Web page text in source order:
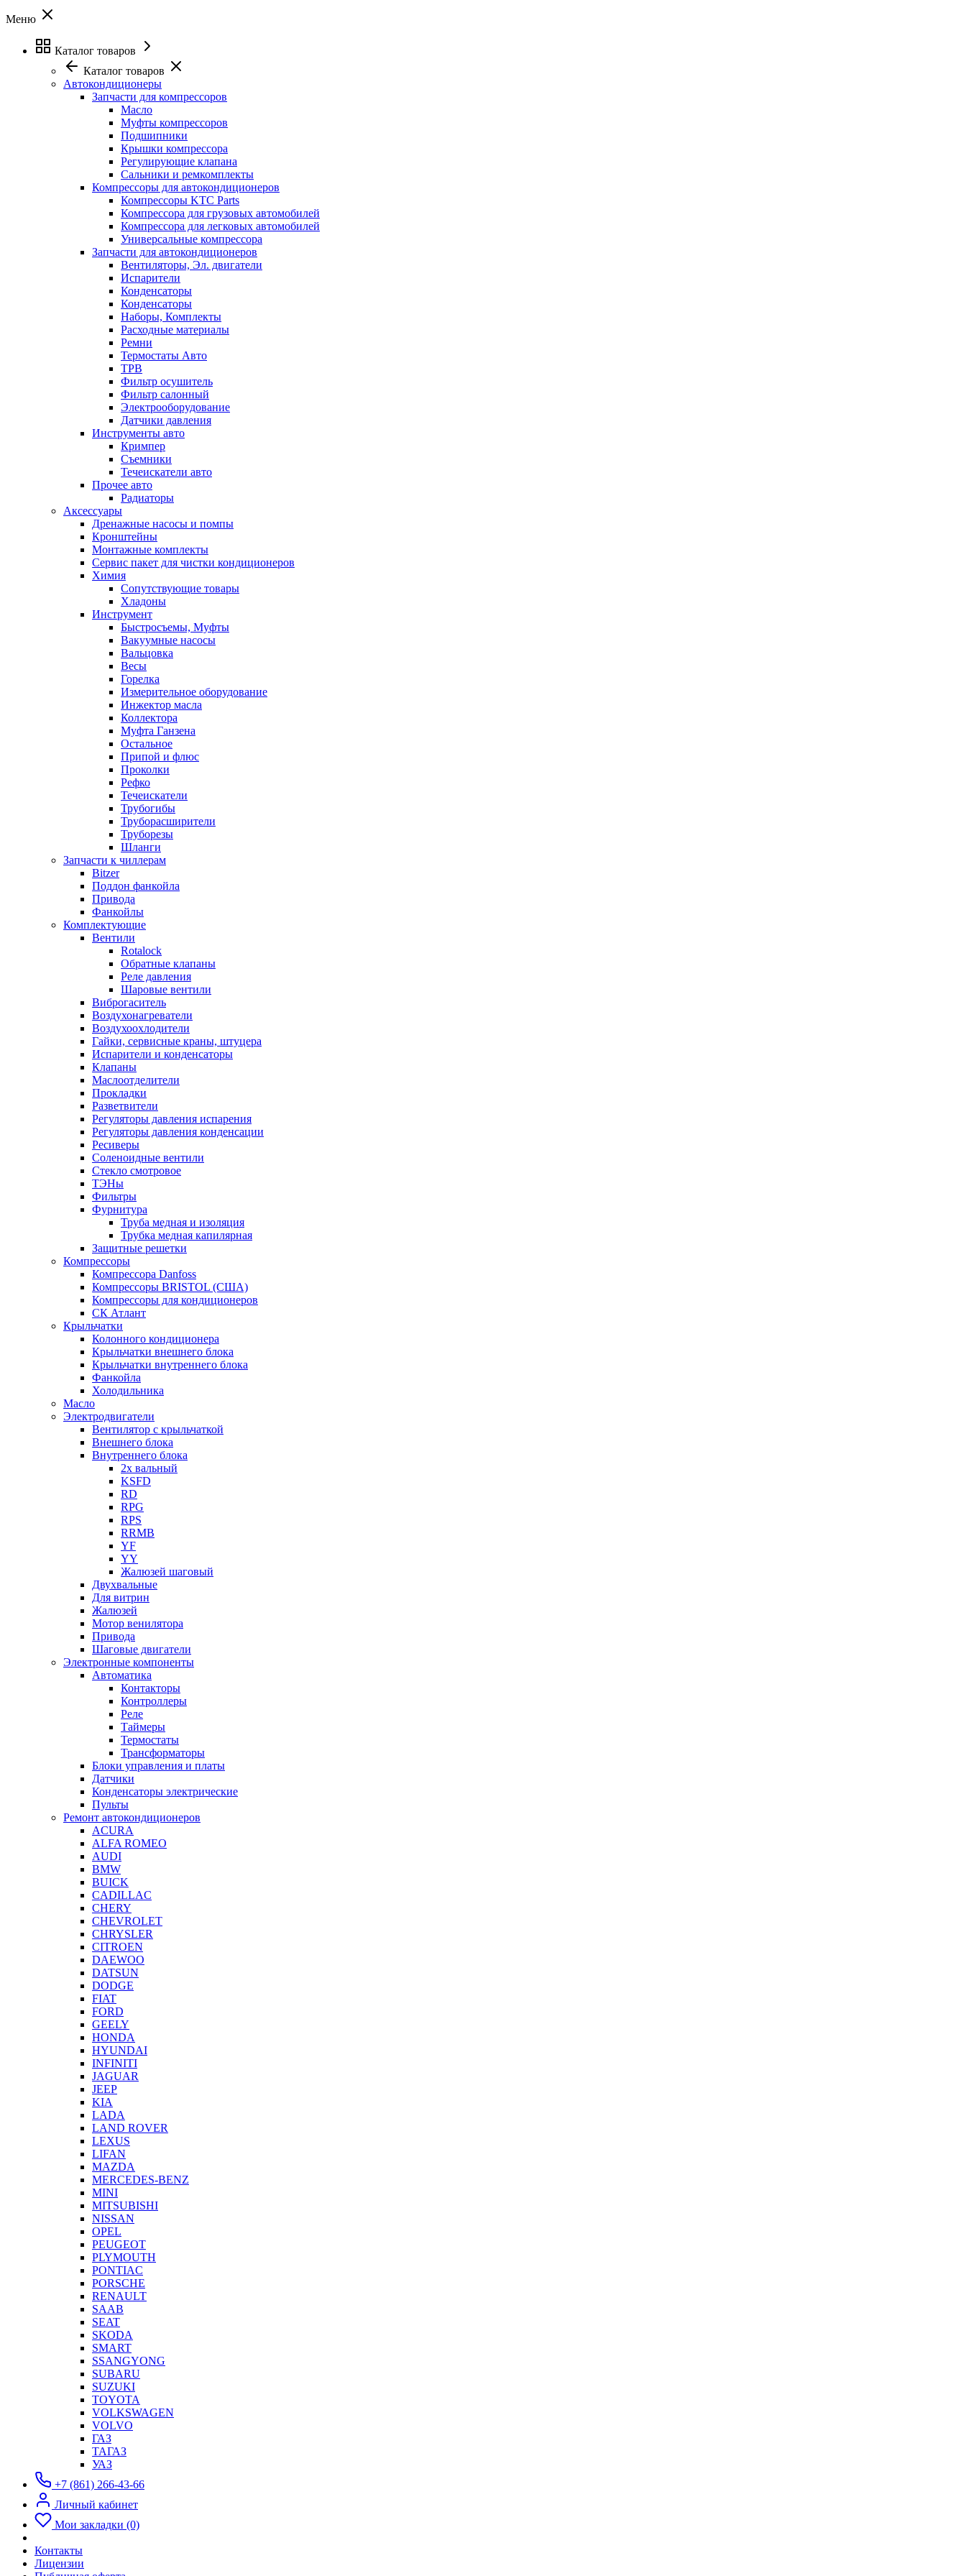
Меню
Каталог товаров
Каталог товаров
Автокондиционеры
Запчасти для компрессоров
Масло
Муфты компрессоров
Подшипники
Крышки компрессора
Регулирующие клапана
Сальники и ремкомплекты
Компрессоры для автокондиционеров
Компрессоры KTC Parts
Компрессора для грузовых автомобилей
Компрессора для легковых автомобилей
Универсальные компрессора
Запчасти для автокондиционеров
Вентиляторы, Эл. двигатели
Испарители
Конденсаторы
Конденсаторы
Наборы, Комплекты
Расходные материалы
Ремни
Термостаты Авто
ТРВ
Фильтр осушитель
Фильтр салонный
Электрооборудование
Датчики давления
Инструменты авто
Кримпер
Съемники
Течеискатели авто
Прочее авто
Радиаторы
Аксессуары
Дренажные насосы и помпы
Кронштейны
Монтажные комплекты
Сервис пакет для чистки кондиционеров
Химия
Сопутствующие товары
Хладоны
Инструмент
Быстросъемы, Муфты
Вакуумные насосы
Вальцовка
Весы
Горелка
Измерительное оборудование
Инжектор масла
Коллектора
Муфта Ганзена
Остальное
Припой и флюс
Проколки
Рефко
Течеискатели
Трубогибы
Труборасширители
Труборезы
Шланги
Запчасти к чиллерам
Bitzer
Поддон фанкойла
Привода
Фанкойлы
Комплектующие
Вентили
Rotalock
Обратные клапаны
Реле давления
Шаровые вентили
Виброгаситель
Воздухонагреватели
Воздухоохлодители
Гайки, сервисные краны, штуцера
Испарители и конденсаторы
Клапаны
Маслоотделители
Прокладки
Разветвители
Регуляторы давления испарения
Регуляторы давления конденсации
Ресиверы
Соленоидные вентили
Стекло смотровое
ТЭНы
Фильтры
Фурнитура
Труба медная и изоляция
Трубка медная капилярная
Защитные решетки
Компрессоры
Компрессора Danfoss
Компрессоры BRISTOL (США)
Компрессоры для кондиционеров
СК Атлант
Крыльчатки
Колонного кондиционера
Крыльчатки внешнего блока
Крыльчатки внутреннего блока
Фанкойла
Холодильника
Масло
Электродвигатели
Вентилятор с крыльчаткой
Внешнего блока
Внутреннего блока
2х вальный
KSFD
RD
RPG
RPS
RRMB
YF
YY
Жалюзей шаговый
Двухвальные
Для витрин
Жалюзей
Мотор венилятора
Привода
Шаговые двигатели
Электронные компоненты
Автоматика
Контакторы
Контроллеры
Реле
Таймеры
Термостаты
Трансформаторы
Блоки управления и платы
Датчики
Конденсаторы электрические
Пульты
Ремонт автокондиционеров
ACURA
ALFA ROMEO
AUDI
BMW
BUICK
CADILLAC
CHERY
CHEVROLET
CHRYSLER
CITROEN
DAEWOO
DATSUN
DODGE
FIAT
FORD
GEELY
HONDA
HYUNDAI
INFINITI
JAGUAR
JEEP
KIA
LADA
LAND ROVER
LEXUS
LIFAN
MAZDA
MERCEDES-BENZ
MINI
MITSUBISHI
NISSAN
OPEL
PEUGEOT
PLYMOUTH
PONTIAC
PORSCHE
RENAULT
SAAB
SEAT
SKODA
SMART
SSANGYONG
SUBARU
SUZUKI
TOYOTA
VOLKSWAGEN
VOLVO
ГАЗ
ТАГАЗ
УАЗ
+7 (861) 266-43-66
Личный кабинет
Мои закладки (0)
Контакты
Лицензии